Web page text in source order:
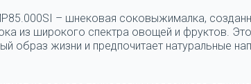
– шнековая соковыжималка,
из широкого спектра овощей и фруктов.
образ жизни и предпочитает натуральные